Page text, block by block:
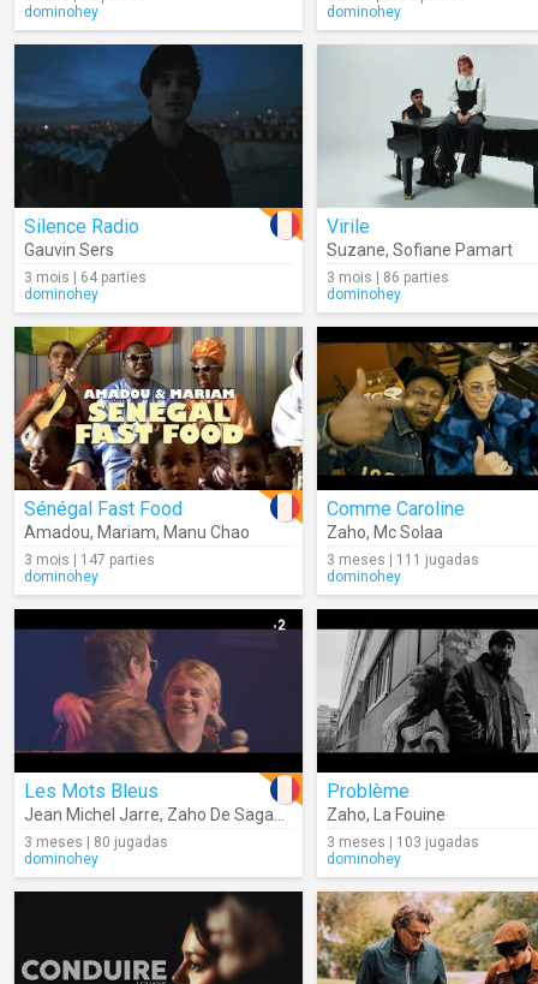
dominohey
dominohey
Silence Radio
Gauvin Sers
3 mois | 64 parties
dominohey
Virile
Suzane, Sofiane Pamart
3 mois | 86 parties
dominohey
Sénégal Fast Food
Amadou, Mariam, Manu Chao
3 mois | 147 parties
dominohey
Comme Caroline
Zaho, Mc Solaa
3 meses | 111 jugadas
dominohey
Les Mots Bleus
Jean Michel Jarre, Zaho De Sagazan
3 meses | 80 jugadas
dominohey
Problème
Zaho, La Fouine
3 meses | 103 jugadas
dominohey